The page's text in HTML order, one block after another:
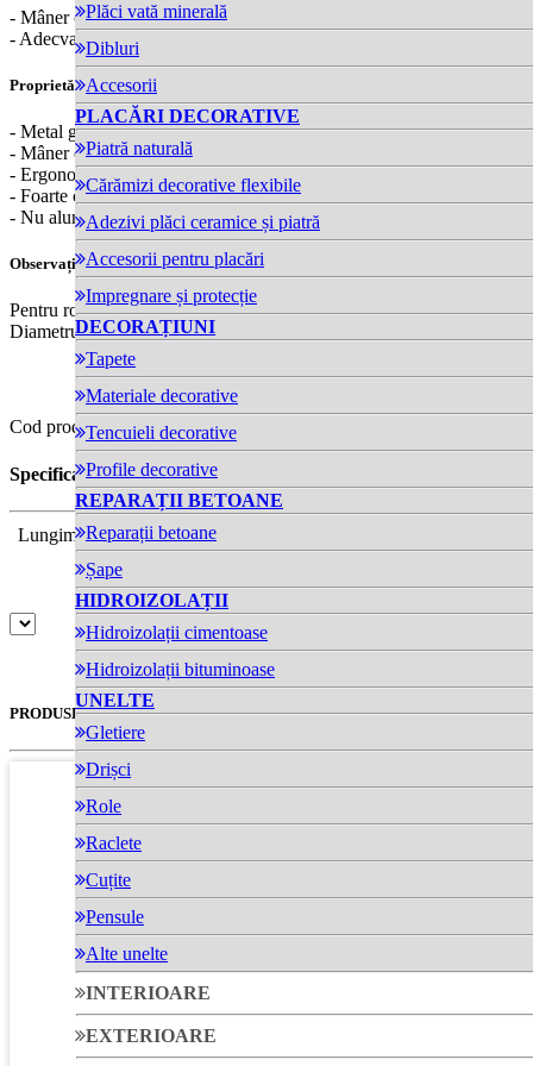
Plăci vată minerală
Dibluri
Accesorii
PLACĂRI DECORATIVE
Piatră naturală
Cărămizi decorative flexibile
Adezivi plăci ceramice și piatră
Accesorii pentru placări
Impregnare și protecție
DECORAȚIUNI
Tapete
Materiale decorative
Tencuieli decorative
Profile decorative
REPARAȚII BETOANE
Reparații betoane
Șape
HIDROIZOLAȚII
Hidroizolații cimentoase
Hidroizolații bituminoase
UNELTE
Gletiere
Drișci
Role
Raclete
Cuțite
Pensule
Alte unelte
INTERIOARE
EXTERIOARE
- Mâner cu tijă de 6 mm
- Adecvat a fi folosit împreună cu mâner telescopic
Proprietăți:
- Metal galvanizat
- Mâner din două materiale
- Ergonomic
- Foarte confortabil
- Nu alunecă
Observații:
Pentru role de: 10-11cm
Diametrul tijei mânerului: 6mm
Cod produs: P3580 pret-partener:
Specificații tehnice
Lungime (mm)110
PRODUSE SIMILARE